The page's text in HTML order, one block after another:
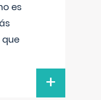
es
que
+